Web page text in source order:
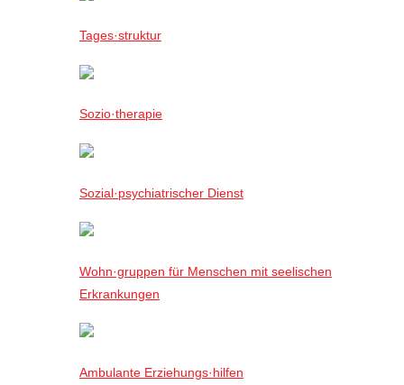
Tages·struktur
Sozio·therapie
Sozial·psychiatrischer Dienst
Wohn·gruppen für Menschen mit seelischen
Erkrankungen
Ambulante Erziehungs·hilfen